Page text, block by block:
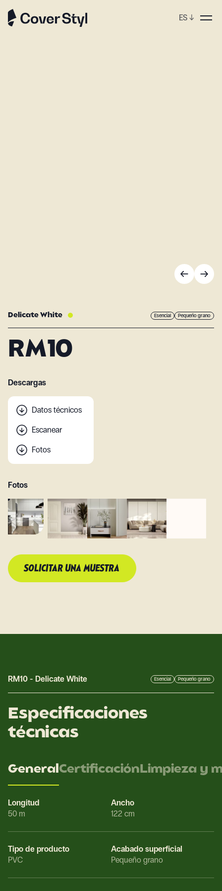
ES ↓
Delicate White Esencial Pequeño grano
RM10
Descargas
Datos técnicos
Escanear
Fotos
Fotos
SOLICITAR UNA MUESTRA
RM10 - Delicate White Esencial Pequeño grano
Especificaciones
técnicas
GeneralCertificaciónLimpieza y
Longitud
50 m
Ancho
122 cm
Tipo de producto
PVC
Acabado superficial
Pequeño grano